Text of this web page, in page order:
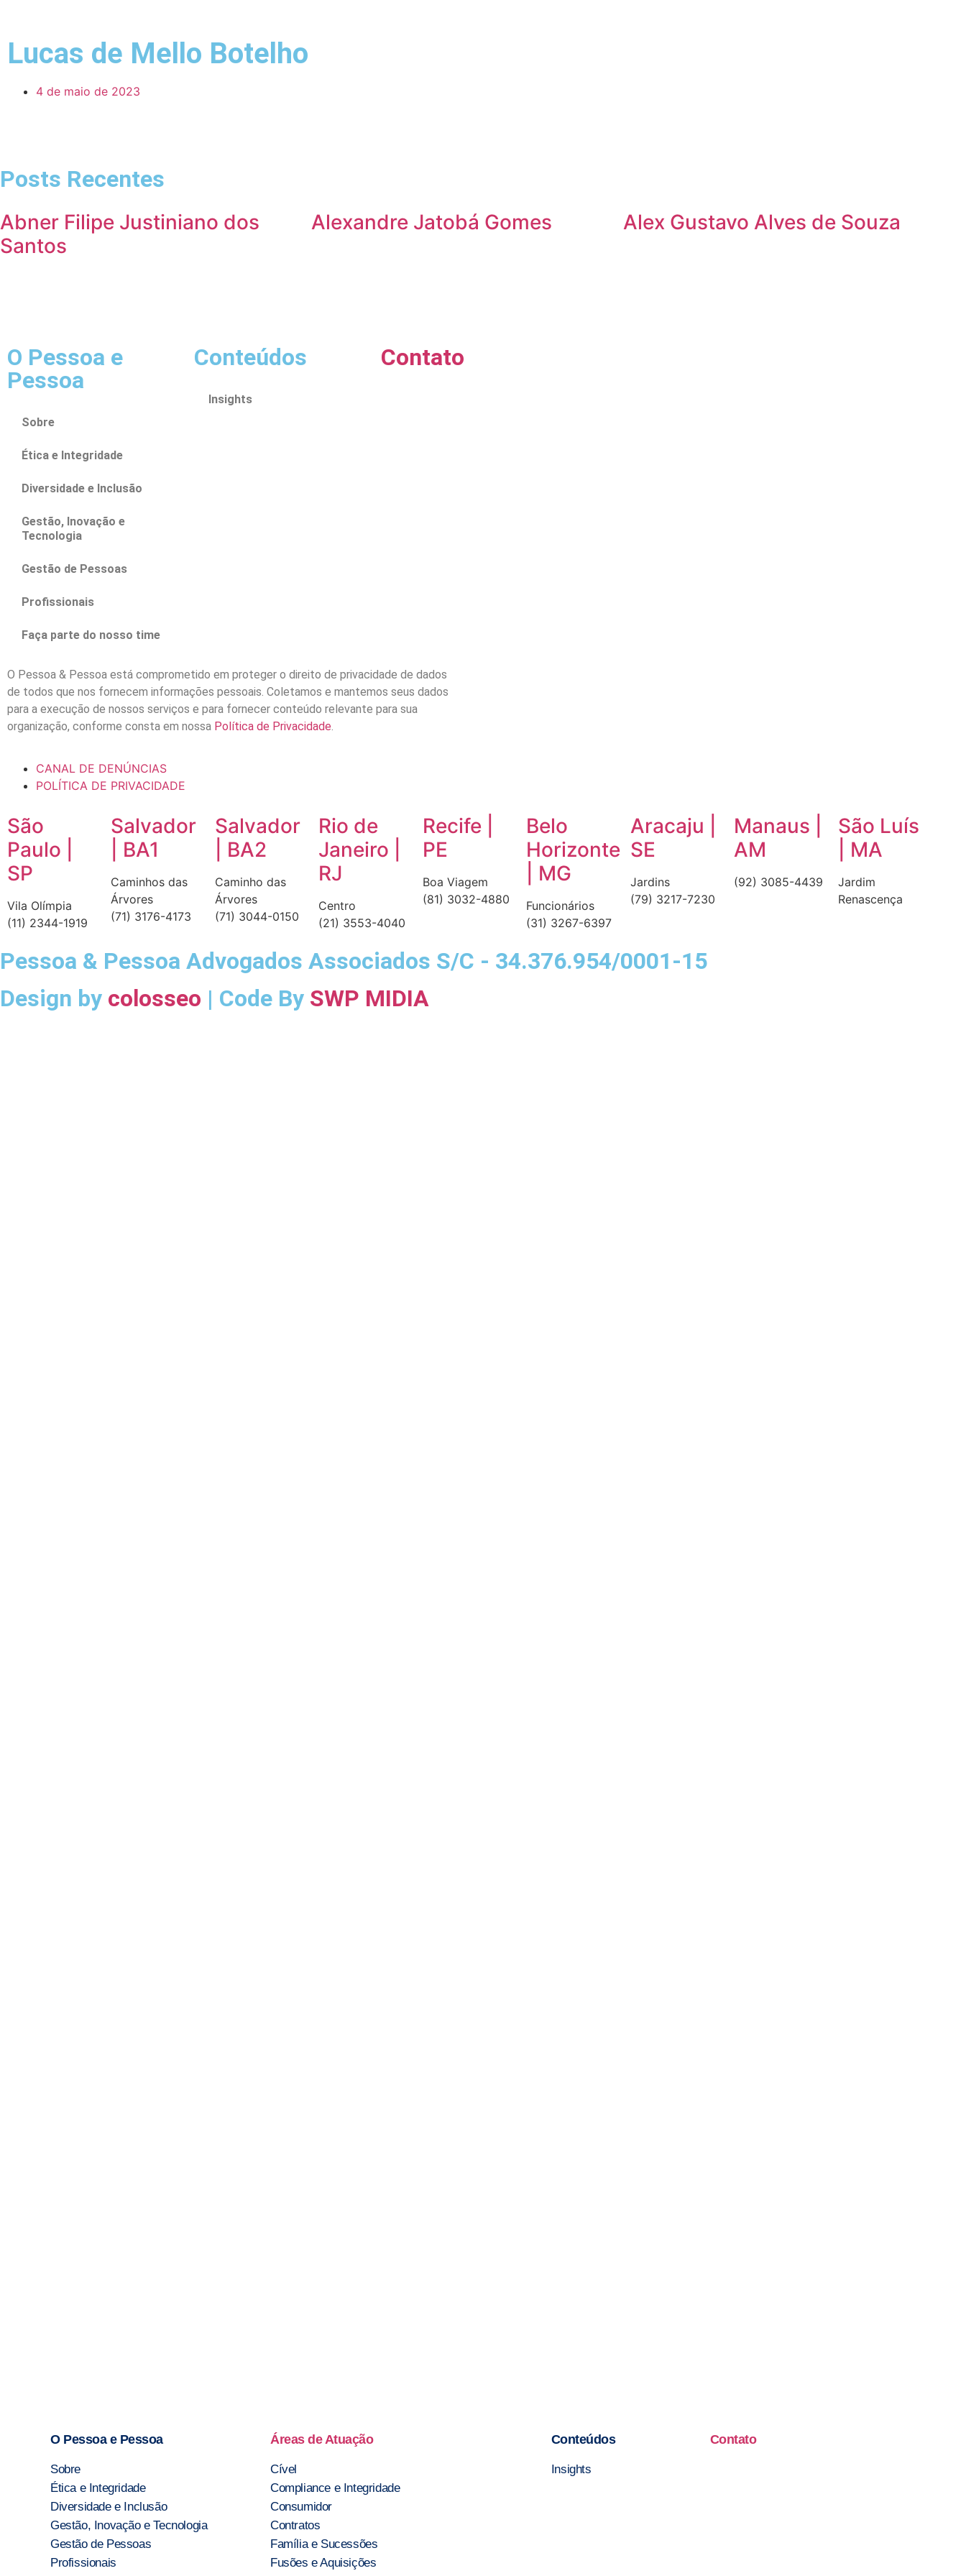
Lucas de Mello Botelho
4 de maio de 2023
Posts Recentes
Abner Filipe Justiniano dos
Santos
Alexandre Jatobá Gomes Alex Gustavo Alves de Souza
O Pessoa e
Pessoa
Sobre
Ética e Integridade
Diversidade e Inclusão
Gestão, Inovação e
Tecnologia
Gestão de Pessoas
Profissionais
Faça parte do nosso time
Conteúdos
Insights
Contato
O Pessoa & Pessoa está comprometido em proteger o direito de privacidade de dados
de todos que nos fornecem informações pessoais. Coletamos e mantemos seus dados
para a execução de nossos serviços e para fornecer conteúdo relevante para sua
organização, conforme consta em nossa Política de Privacidade.
CANAL DE DENÚNCIAS
POLÍTICA DE PRIVACIDADE
São
Paulo |
SP
Vila Olímpia
(11) 2344-1919
Salvador
| BA1
Caminhos das
Árvores
(71) 3176-4173
Salvador
| BA2
Caminho das
Árvores
(71) 3044-0150
Rio de
Janeiro |
RJ
Centro
(21) 3553-4040
Recife |
PE
Boa Viagem
(81) 3032-4880
Belo
Horizonte
| MG
Funcionários
(31) 3267-6397
Aracaju |
SE
Jardins
(79) 3217-7230
Manaus |
AM
(92) 3085-4439
São Luís
| MA
Jardim
Renascença
Pessoa & Pessoa Advogados Associados S/C - 34.376.954/0001-15
Design by colosseo | Code By SWP MIDIA
O Pessoa e Pessoa
Sobre
Ética e Integridade
Diversidade e Inclusão
Gestão, Inovação e Tecnologia
Gestão de Pessoas
Profissionais
Áreas de Atuação
Cível
Compliance e Integridade
Consumidor
Contratos
Família e Sucessões
Fusões e Aquisições
Conteúdos
Insights
Contato